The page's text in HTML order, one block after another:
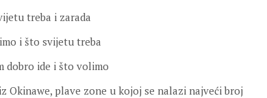
treba i zarada
i što svijetu treba
dobro ide i što volimo
plave zone u kojoj se nalazi najveći broj